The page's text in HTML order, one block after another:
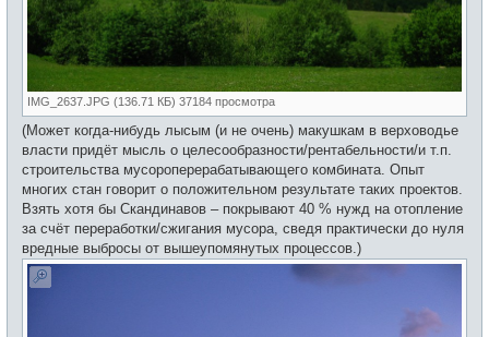
IMG_2637.JPG (136.71 КБ) 37184 просмотра
(Может когда-нибудь лысым (и не очень) макушкам в верховодье
власти придёт мысль о целесообразности/рентабельности/и т.п.
строительства мусороперерабатывающего комбината. Опыт
многих стан говорит о положительном результате таких проектов.
Взять хотя бы Скандинавов – покрывают 40 % нужд на отопление
за счёт переработки/сжигания мусора, сведя практически до нуля
вредные выбросы от вышеупомянутых процессов.)